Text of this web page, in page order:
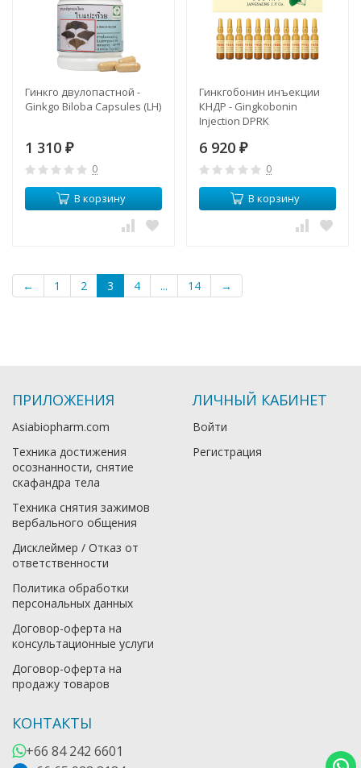
Гинкго двулопастной -
Ginkgo Biloba Capsules (LH)
1 310 ₽
0
В корзину
Гинкгобонин инъекции
КНДР - Gingkobonin
Injection DPRK
6 920 ₽
0
В корзину
← 1 2 3 4 ... 14 →
ПРИЛОЖЕНИЯ
Asiabiopharm.com
Техника достижения
осознанности, снятие
скафандра тела
Техника снятия зажимов
вербального общения
Дисклеймер / Отказ от
ответственности
Политика обработки
персональных данных
Договор-оферта на
консультационные услуги
Договор-оферта на
продажу товаров
ЛИЧНЫЙ КАБИНЕТ
Войти
Регистрация
КОНТАКТЫ
+66 84 242 6601